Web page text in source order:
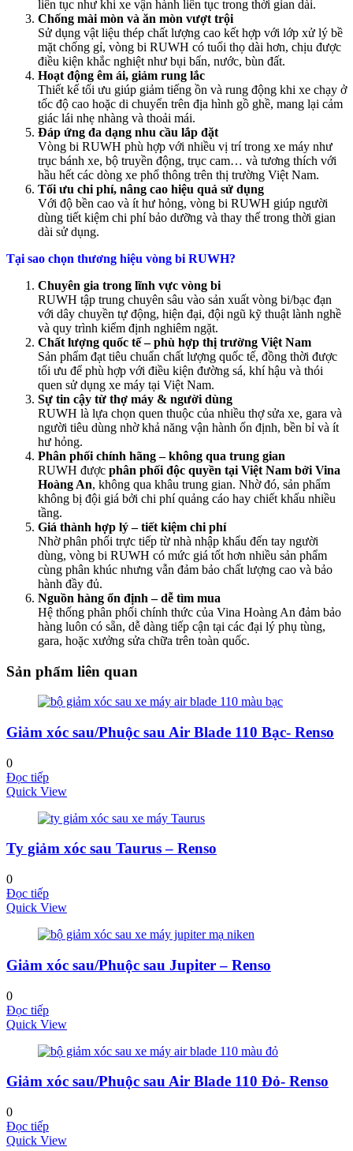
liên tục như khi xe vận hành liên tục trong thời gian dài.
Chống mài mòn và ăn mòn vượt trội
Sử dụng vật liệu thép chất lượng cao kết hợp với lớp xử lý bề
mặt chống gỉ, vòng bi RUWH có tuổi thọ dài hơn, chịu được
điều kiện khắc nghiệt như bụi bẩn, nước, bùn đất.
Hoạt động êm ái, giảm rung lắc
Thiết kế tối ưu giúp giảm tiếng ồn và rung động khi xe chạy ở
tốc độ cao hoặc di chuyển trên địa hình gồ ghề, mang lại cảm
giác lái nhẹ nhàng và thoải mái.
Đáp ứng đa dạng nhu cầu lắp đặt
Vòng bi RUWH phù hợp với nhiều vị trí trong xe máy như
trục bánh xe, bộ truyền động, trục cam… và tương thích với
hầu hết các dòng xe phổ thông trên thị trường Việt Nam.
Tối ưu chi phí, nâng cao hiệu quả sử dụng
Với độ bền cao và ít hư hỏng, vòng bi RUWH giúp người
dùng tiết kiệm chi phí bảo dưỡng và thay thế trong thời gian
dài sử dụng.
Tại sao chọn thương hiệu vòng bi RUWH?
Chuyên gia trong lĩnh vực vòng bi
RUWH tập trung chuyên sâu vào sản xuất vòng bi/bạc đạn
với dây chuyền tự động, hiện đại, đội ngũ kỹ thuật lành nghề
và quy trình kiểm định nghiêm ngặt.
Chất lượng quốc tế – phù hợp thị trường Việt Nam
Sản phẩm đạt tiêu chuẩn chất lượng quốc tế, đồng thời được
tối ưu để phù hợp với điều kiện đường sá, khí hậu và thói
quen sử dụng xe máy tại Việt Nam.
Sự tin cậy từ thợ máy & người dùng
RUWH là lựa chọn quen thuộc của nhiều thợ sửa xe, gara và
người tiêu dùng nhờ khả năng vận hành ổn định, bền bỉ và ít
hư hỏng.
Phân phối chính hãng – không qua trung gian
RUWH được phân phối độc quyền tại Việt Nam bởi Vina
Hoàng An, không qua khâu trung gian. Nhờ đó, sản phẩm
không bị đội giá bởi chi phí quảng cáo hay chiết khấu nhiều
tầng.
Giá thành hợp lý – tiết kiệm chi phí
Nhờ phân phối trực tiếp từ nhà nhập khẩu đến tay người
dùng, vòng bi RUWH có mức giá tốt hơn nhiều sản phẩm
cùng phân khúc nhưng vẫn đảm bảo chất lượng cao và bảo
hành đầy đủ.
Nguồn hàng ổn định – dễ tìm mua
Hệ thống phân phối chính thức của Vina Hoàng An đảm bảo
hàng luôn có sẵn, dễ dàng tiếp cận tại các đại lý phụ tùng,
gara, hoặc xưởng sửa chữa trên toàn quốc.
Sản phẩm liên quan
Giảm xóc sau/Phuộc sau Air Blade 110 Bạc- Renso
0
Đọc tiếp
Quick View
Ty giảm xóc sau Taurus – Renso
0
Đọc tiếp
Quick View
Giảm xóc sau/Phuộc sau Jupiter – Renso
0
Đọc tiếp
Quick View
Giảm xóc sau/Phuộc sau Air Blade 110 Đỏ- Renso
0
Đọc tiếp
Quick View